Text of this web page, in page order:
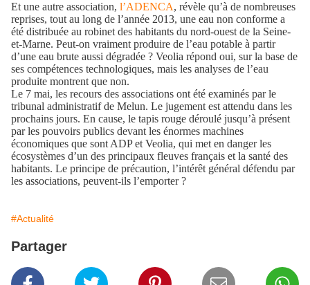
Et une autre association, l’ADENCA, révèle qu’à de nombreuses
reprises, tout au long de l’année 2013, une eau non conforme a
été distribuée au robinet des habitants du nord-ouest de la Seine-
et-Marne. Peut-on vraiment produire de l’eau potable à partir
d’une eau brute aussi dégradée ? Veolia répond oui, sur la base de
ses compétences technologiques, mais les analyses de l’eau
produite montrent que non.
Le 7 mai, les recours des associations ont été examinés par le
tribunal administratif de Melun. Le jugement est attendu dans les
prochains jours. En cause, le tapis rouge déroulé jusqu’à présent
par les pouvoirs publics devant les énormes machines
économiques que sont ADP et Veolia, qui met en danger les
écosystèmes d’un des principaux fleuves français et la santé des
habitants. Le principe de précaution, l’intérêt général défendu par
les associations, peuvent-ils l’emporter ?
#Actualité
Partager